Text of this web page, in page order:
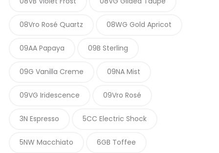
08Vro Rosé Quartz 08WG Gold Apricot
09AA Papaya 09B Sterling
09G Vanilla Creme 09NA Mist
09VG Iridescence 09Vro Rosé
3N Espresso 5CC Electric Shock
5NW Macchiato 6GB Toffee